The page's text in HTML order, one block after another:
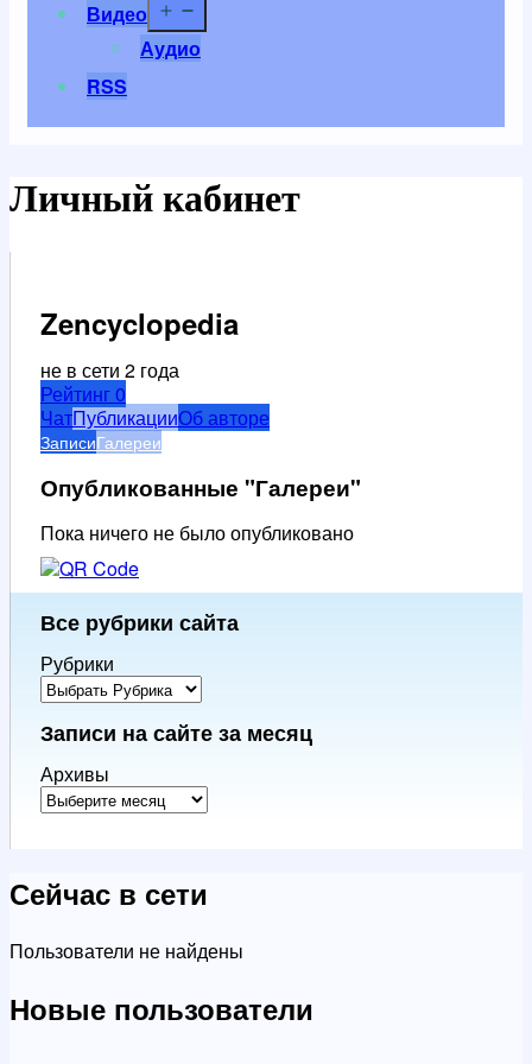
Видео
Аудио
RSS
Личный кабинет
Zencyclopedia
не в сети 2 года
Рейтинг0
ЧатПубликацииОб авторе
ЗаписиГалереи
Опубликованные "Галереи"
Пока ничего не было опубликовано
Все рубрики сайта
Рубрики
Записи на сайте за месяц
Архивы
Сейчас в сети
Пользователи не найдены
Новые пользователи